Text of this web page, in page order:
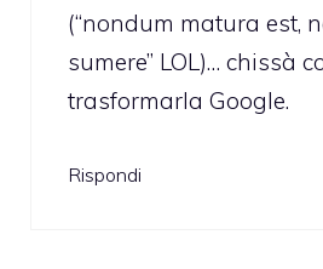
(“nondum matura est,
sumere” LOL)… chissà
trasformarla Google.
Rispondi